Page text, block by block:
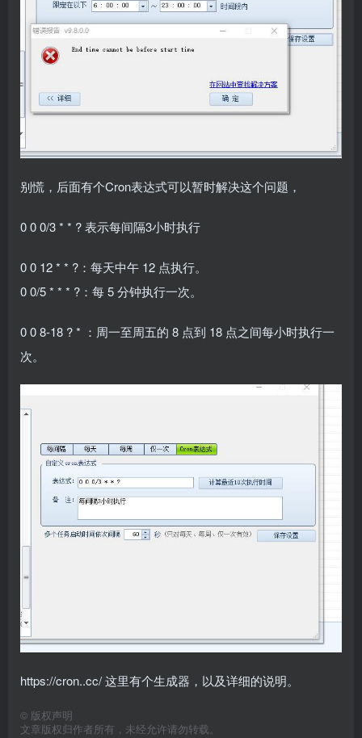
别慌，后面有个Cron表达式可以暂时解决这个问题，
0 0 0/3 * * ? 表示每间隔3小时执行
0 0 12 * * ?：每天中午 12 点执行。
0 0/5 * * * ?：每 5 分钟执行一次。
0 0 8-18 ? * ：周一至周五的 8 点到 18 点之间每小时执行一
次。
https://cron..cc/ 这里有个生成器，以及详细的说明。
© 版权声明
文章版权归作者所有，未经允许请勿转载。